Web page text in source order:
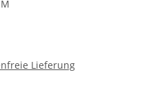
Lieferung